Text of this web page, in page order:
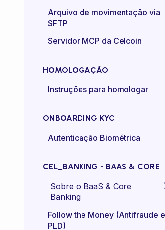
Certificado mTLS
control)
Arquivo de movimentação via
SFTP
Servidor MCP da Celcoin
HOMOLOGAÇÃO
Instruções para homologar
ONBOARDING KYC
Autenticação Biométrica
CEL_BANKING - BAAS & CORE
Sobre o BaaS & Core
Banking
FAQs
Follow the Money (Antifraude e
PLD)